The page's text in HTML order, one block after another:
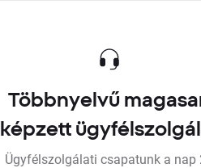
Többnyelvű
képzett
Ügyfélszolgálati csapatunk a nap